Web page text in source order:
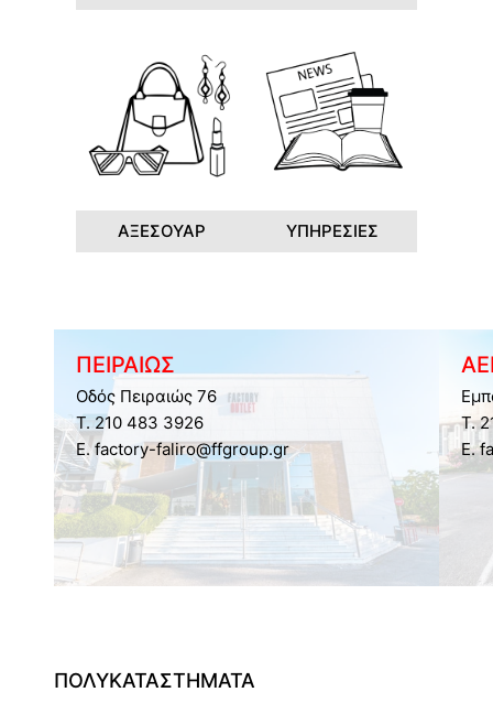
ΑΞΕΣΟΥΑΡ ΥΠΗΡΕΣΙΕΣ
ΠΟΛΥΚΑΤΑΣΤΗΜΑΤΑ
ΠΕΙΡΑΙΩΣ
Οδός Πειραιώς 76
Τ. 210 483 3926
E. factory-faliro@ffgroup.gr
Τ.
E.